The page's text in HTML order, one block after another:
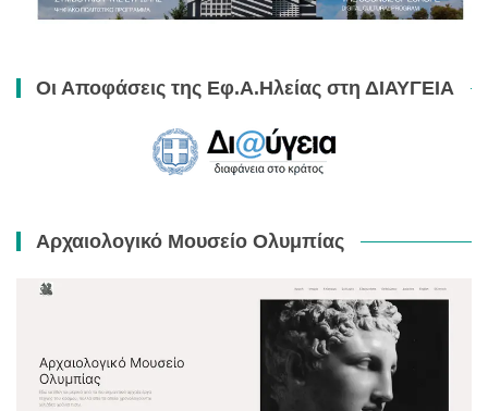
Οι Αποφάσεις της Εφ.Α.Ηλείας στη ΔΙΑΥΓΕΙΑ
Αρχαιολογικό Μουσείο Ολυμπίας